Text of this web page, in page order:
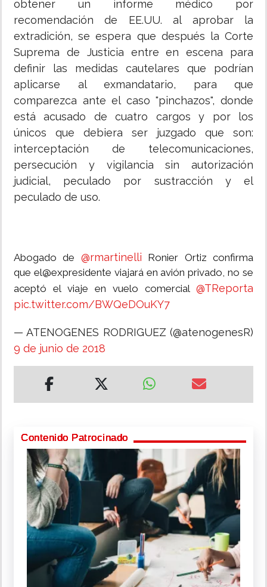
obtener un informe médico por
recomendación de EE.UU. al aprobar la
extradición, se espera que después la Corte
Suprema de Justicia entre en escena para
definir las medidas cautelares que podrían
aplicarse al exmandatario, para que
comparezca ante el caso "pinchazos", donde
está acusado de cuatro cargos y por los
únicos que debiera ser juzgado que son:
interceptación de telecomunicaciones,
persecución y vigilancia sin autorización
judicial, peculado por sustracción y el
peculado de uso.
Abogado de @rmartinelli Ronier Ortiz confirma
que el@expresidente viajará en avión privado, no se
aceptó el viaje en vuelo comercial @TReporta
pic.twitter.com/BWQeDOuKY7
— ATENOGENES RODRIGUEZ (@atenogenesR)
9 de junio de 2018
Contenido Patrocinado